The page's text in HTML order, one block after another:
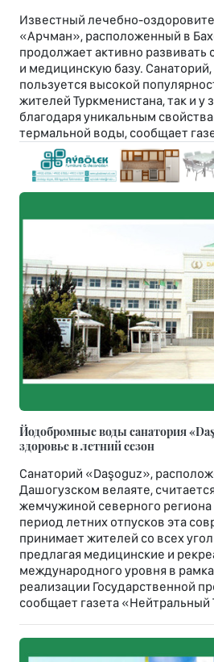
Известный лечебно-
«Арчман», расположенный в
продолжает активно развивать
и медицинскую базу.
пользуется высокой
жителей Туркменистана, так и у
благодаря уникальным
термальной воды, сообщает
Йодобромные воды санатория
здоровье в летний сезон
Санаторий «Daşoguz»,
Дашогузском велаяте,
жемчужиной северного региона
период летних отпусков эта
принимает жителей со всех
предлагая медицинские и
международного уровня в
реализации Государственной
сообщает газета «Нейтральный